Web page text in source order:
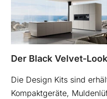
Der Black Velvet-Look
Die Design Kits sind
Kompaktgeräte,